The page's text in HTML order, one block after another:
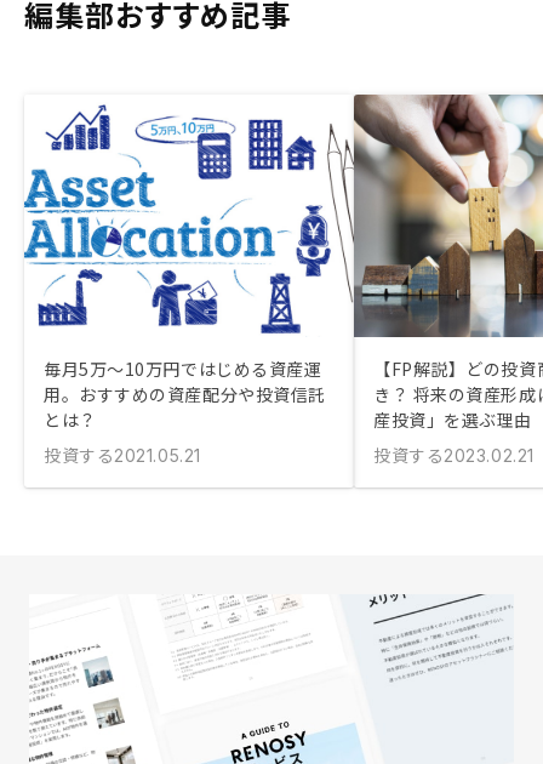
編集部おすすめ記事
毎月5万〜10万円ではじめる資産運
用。おすすめの資産配分や投資信託
とは？
投資する2021.05.21
【FP解説】どの投
き？ 将来の資産形
産投資」を選ぶ理由
投資する2023.02.21